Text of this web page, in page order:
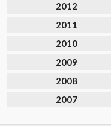
2012
2011
2010
2009
2008
2007